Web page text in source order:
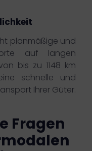
planmäßige und
auf langen
bis zu 1148 km
schnelle und
Ihrer Güter.
Fragen